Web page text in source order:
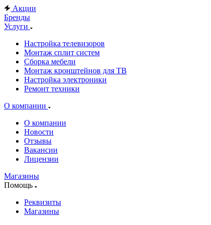
Акции
Бренды
Услуги
Настройка телевизоров
Монтаж сплит систем
Сборка мебели
Монтаж кронштейнов для ТВ
Настройка электроники
Ремонт техники
О компании
О компании
Новости
Отзывы
Вакансии
Лицензии
Магазины
Помощь
Реквизиты
Магазины